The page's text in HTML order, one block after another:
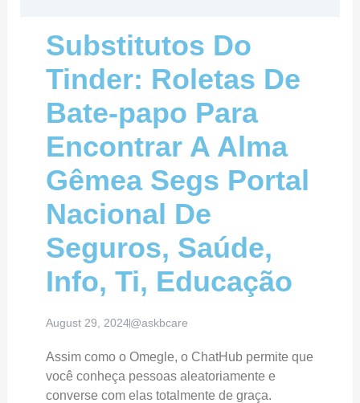
Substitutos Do
Tinder: Roletas De
Bate-papo Para
Encontrar A Alma
Gêmea Segs Portal
Nacional De
Seguros, Saúde,
Info, Ti, Educação
August 29, 2024@askbcare
Assim como o Omegle, o ChatHub permite que
você conheça pessoas aleatoriamente e
converse com elas totalmente de graça.